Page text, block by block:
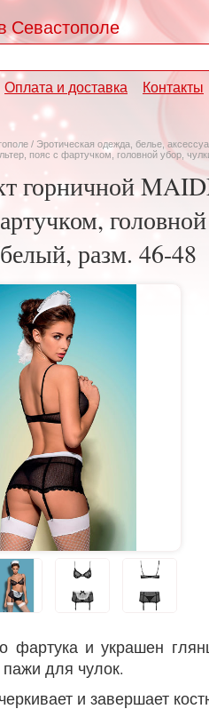
Севастополе
Оплата и доставка Контакты
/ Эротическая одежда, белье,
пояс с фартучком, головной убор,
горничной
разм. 46-48
фартука и украшен
для чулок.
и завершает